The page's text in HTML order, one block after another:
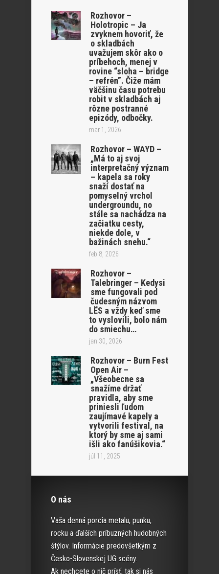
Rozhovor –
Holotropic – Ja
zvyknem hovoriť, že
o skladbách
uvažujem skôr ako o
príbehoch, menej v
rovine “sloha – bridge
– refrén”. Čiže mám
väčšinu času potrebu
robit v skladbách aj
rôzne postranné
epizódy, odbočky.
mar 1, 2026
Rozhovor – WAYD –
„Má to aj svoj
interpretačný význam
– kapela sa roky
snaží dostať na
pomyselný vrchol
undergroundu, no
stále sa nachádza na
začiatku cesty,
niekde dole, v
bažinách snehu.“
feb 8, 2026
Rozhovor –
Talebringer – Kedysi
sme fungovali pod
čudesným názvom
LËS a vždy keď sme
to vyslovili, bolo nám
do smiechu…
jan 30, 2026
Rozhovor – Burn Fest
Open Air –
„Všeobecne sa
snažíme držať
pravidla, aby sme
priniesli ľudom
zaujímavé kapely a
vytvorili festival, na
ktorý by sme aj sami
išli ako fanúšikovia.“
júl 11, 2025
O nás
Vaša denná porcia metalu, punku,
rocku a ďalších príbuzných hudobných
štýlov. Informácie predovšetkým z
Česko-Slovenskej UG scény.
Ak nechcete o nič prísť, tak si nás